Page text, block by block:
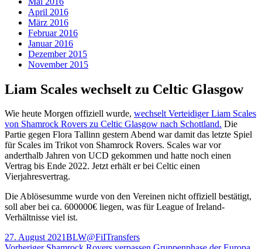
April 2016
März 2016
Februar 2016
Januar 2016
Dezember 2015
November 2015
Liam Scales wechselt zu Celtic Glasgow
Wie heute Morgen offiziell wurde, wechselt Verteidiger Liam Scales
von Shamrock Rovers zu Celtic Glasgow nach Schottland. Die
Partie gegen Flora Tallinn gestern Abend war damit das letzte Spiel
für Scales im Trikot von Shamrock Rovers. Scales war vor
anderthalb Jahren von UCD gekommen und hatte noch einen
Vertrag bis Ende 2022. Jetzt erhält er bei Celtic einen
Vierjahresvertrag.
Die Ablösesumme wurde von den Vereinen nicht offiziell bestätigt,
soll aber bei ca. 600000€ liegen, was für League of Ireland-
Verhältnisse viel ist.
Veröffentlicht
27. August 2021Autor
BLW@FiIKategorien
Transfers